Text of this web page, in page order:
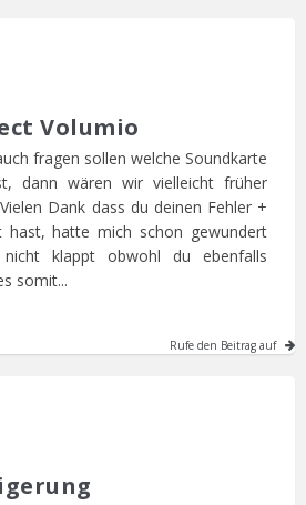
Volumio
fragen sollen welche Soundkarte
dann wären wir vielleicht früher
Dank dass du deinen Fehler +
hast, hatte mich schon gewundert
klappt obwohl du ebenfalls
somit...
Rufe den Beitrag auf